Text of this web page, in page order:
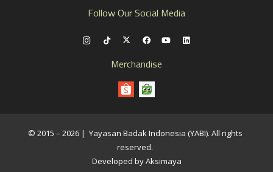
Follow Our Social Media
Merchandise
© 2015 – 2026 | Yayasan Badak Indonesia (YABI). All rights
reserved.
Developed by Aksimaya